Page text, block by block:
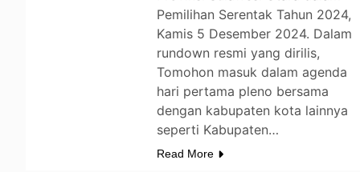
Pemilihan Serentak Tahun 2024,
Kamis 5 Desember 2024. Dalam
rundown resmi yang dirilis,
Tomohon masuk dalam agenda
hari pertama pleno bersama
dengan kabupaten kota lainnya
seperti Kabupaten…
Read More